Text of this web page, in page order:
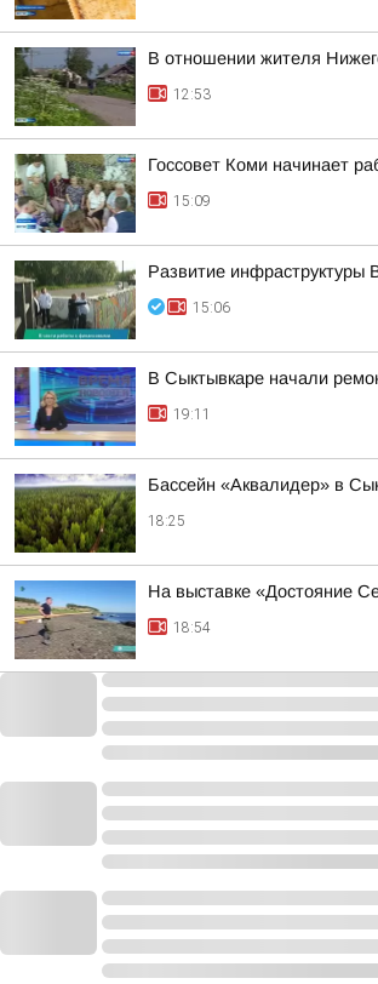
В отношении жителя
12:53
Госсовет Коми начинает
15:09
Развитие инфраструктуры
15:06
В Сыктывкаре начали
19:11
Бассейн «Аквалидер» в
18:25
На выставке «Достояние
18:54